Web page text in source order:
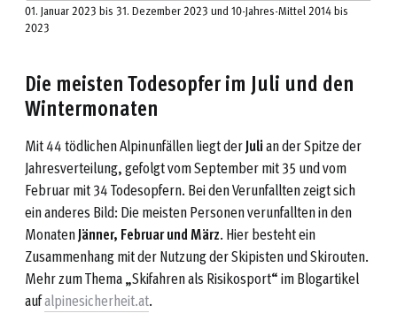
01. Januar 2023 bis 31. Dezember 2023 und 10-Jahres-Mittel 2014 bis
2023
Die meisten Todesopfer im Juli und den
Wintermonaten
Mit 44 tödlichen Alpinunfällen liegt derJulian der Spitze der
Jahresverteilung, gefolgt vom September mit 35 und vom
Februar mit 34 Todesopfern. Bei den Verunfallten zeigt sich
ein anderes Bild: Die meisten Personen verunfallten in den
MonatenJänner, Februar und März. Hier besteht ein
Zusammenhang mit der Nutzung der Skipisten und Skirouten.
Mehr zum Thema „Skifahren als Risikosport“ im Blogartikel
aufalpinesicherheit.at.